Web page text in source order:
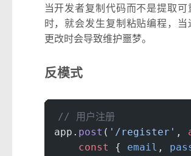
当开发者复制代码而不是提取可
时，就会发生复制粘贴编程，当
更改时会导致维护噩梦。
反模式
// 用户注册
app. post ( '/register' ,
    const
{ email ,